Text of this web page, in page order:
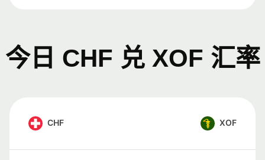
今日 CHF 兑 XOF 汇率
CHF XOF